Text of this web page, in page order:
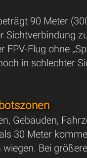
90 Meter
Sichtverbindung
Flug ohne
in schlechter
Gebäuden,
30 Meter
Bei